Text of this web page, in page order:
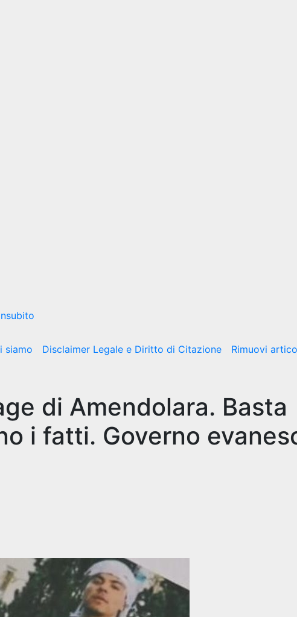
siamo Disclaimer Legale e Diritto di Citazione Rimuovi
di Amendolara. Basta
i fatti. Governo